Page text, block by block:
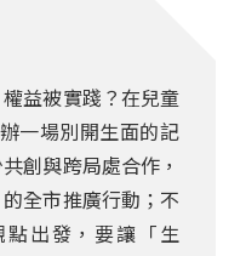
益被實踐？在兒童
一場別開生面的記
創與跨局處合作，
全市推廣行動；不
點出發，要讓「生